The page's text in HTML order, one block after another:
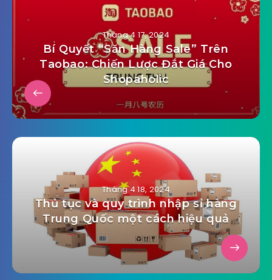
Tháng 4 17, 2024
Bí Quyết “Săn Hàng Sale” Trên
Taobao: Chiến Lược Đắt Giá Cho
Shopaholic
Tháng 4 18, 2024
Thủ tục và quy trình nhập sỉ hàng
Trung Quốc một cách hiệu quả